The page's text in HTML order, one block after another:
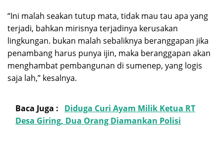
“Ini malah seakan tutup mata, tidak mau tau apa yang
terjadi, bahkan mirisnya terjadinya kerusakan
lingkungan. bukan malah sebaliknya beranggapan jika
penambang harus punya ijin, maka beranggapan akan
menghambat pembangunan di sumenep, yang logis
saja lah,” kesalnya.
Baca Juga :
Diduga Curi Ayam Milik Ketua RT
Desa Giring, Dua Orang Diamankan Polisi